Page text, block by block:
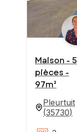
Maison - 5
pièces -
97m²
Pleurtuit
(35730)